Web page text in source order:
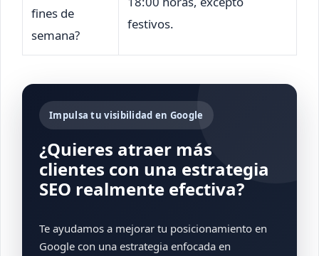
fines de
semana?
festivos.
Impulsa tu visibilidad en Google
¿Quieres atraer más
clientes con una estrategia
SEO realmente efectiva?
Te ayudamos a mejorar tu posicionamiento en
Google con una estrategia enfocada en